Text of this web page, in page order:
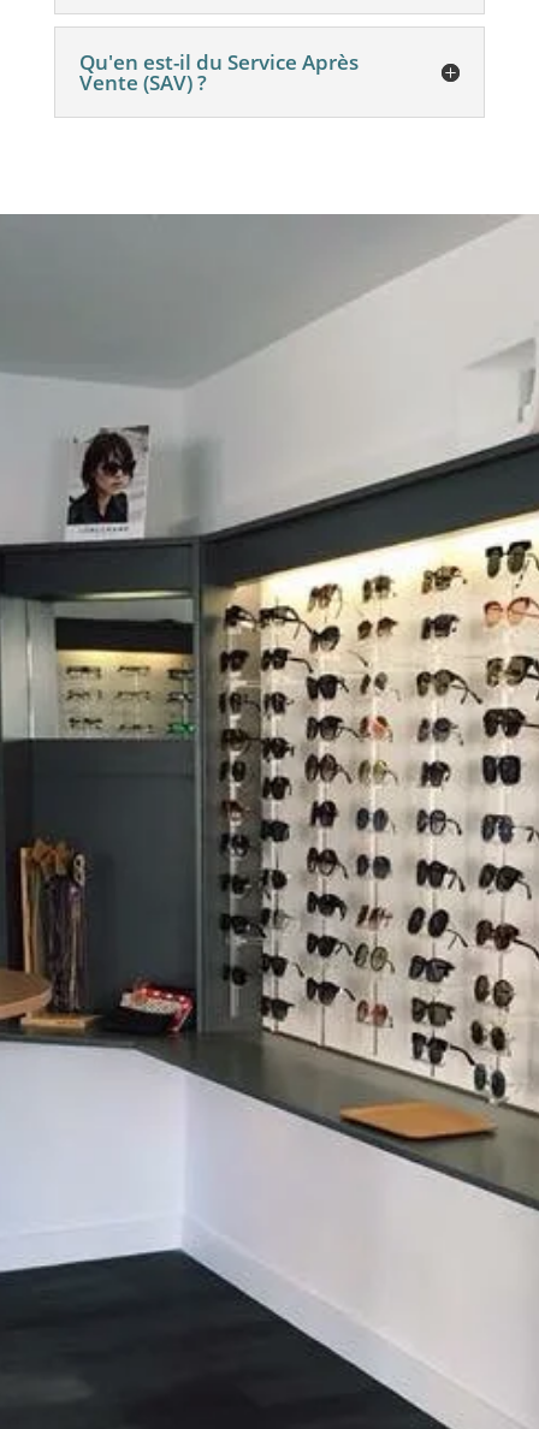
Qu'en est-il du Service Après
Vente (SAV) ?
RENDEZ-VOUS
DANS NOTRE
MAGASIN
D’OPTIQUE
DU MARDI AU VENDREDI
9h -18h30
SAMEDI
9h – 12h / 14h30 – 18h30
04 90 66 78 79
optiquemorelmonteux@gmail.com